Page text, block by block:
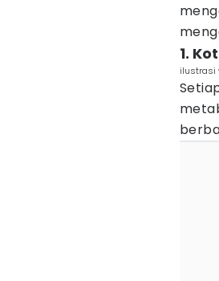
1.
ilustrasi